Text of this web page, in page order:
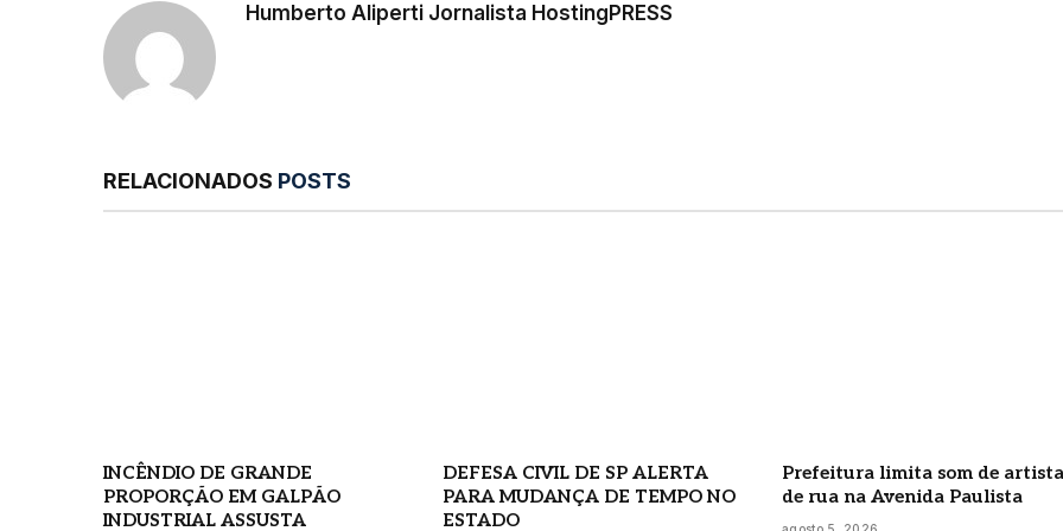
Humberto Aliperti Jornalista HostingPRESS
RELACIONADOS POSTS
INCÊNDIO DE GRANDE
PROPORÇÃO EM GALPÃO
INDUSTRIAL ASSUSTA
DEFESA CIVIL DE SP ALERTA
PARA MUDANÇA DE TEMPO NO
ESTADO
Prefeitura limita som de
de rua na Avenida Paulista